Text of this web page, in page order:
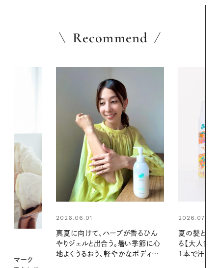
Recommend
2026.07.24
夏の髪と心が瞬時にリフレッシュす
る【大人気のドライシャンプー】 この
1本で汗ばむ季節も一日中心地よく
2026.06.01
暑い夏のナイ
える夜の爽